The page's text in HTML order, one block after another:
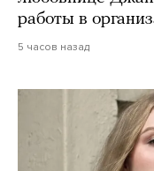
работы в
5 часов назад